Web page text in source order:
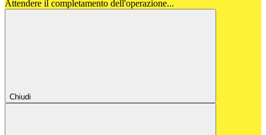
Attendere il completamento dell'operazione...
Chiudi